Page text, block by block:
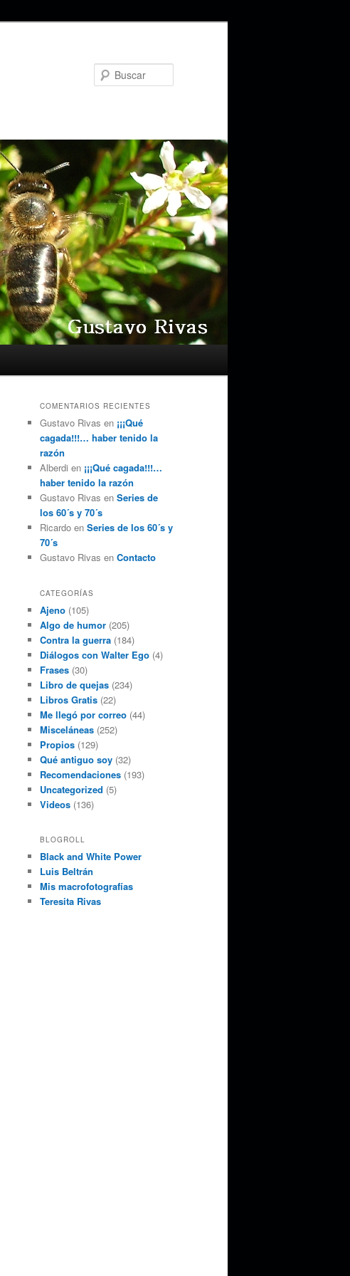
COMENTARIOS RECIENTES
Gustavo Rivas en ¡¡¡Qué
cagada!!!… haber tenido la
razón
Alberdi en ¡¡¡Qué cagada!!!…
haber tenido la razón
Gustavo Rivas en Series de
los 60´s y 70´s
Ricardo en Series de los 60´s y
70´s
Gustavo Rivas en Contacto
CATEGORÍAS
Ajeno (105)
Algo de humor (205)
Contra la guerra (184)
Diálogos con Walter Ego (4)
Frases (30)
Libro de quejas (234)
Libros Gratis (22)
Me llegó por correo (44)
Misceláneas (252)
Propios (129)
Qué antiguo soy (32)
Recomendaciones (193)
Uncategorized (5)
Videos (136)
BLOGROLL
Black and White Power
Luis Beltrán
Mis macrofotografías
Teresita Rivas